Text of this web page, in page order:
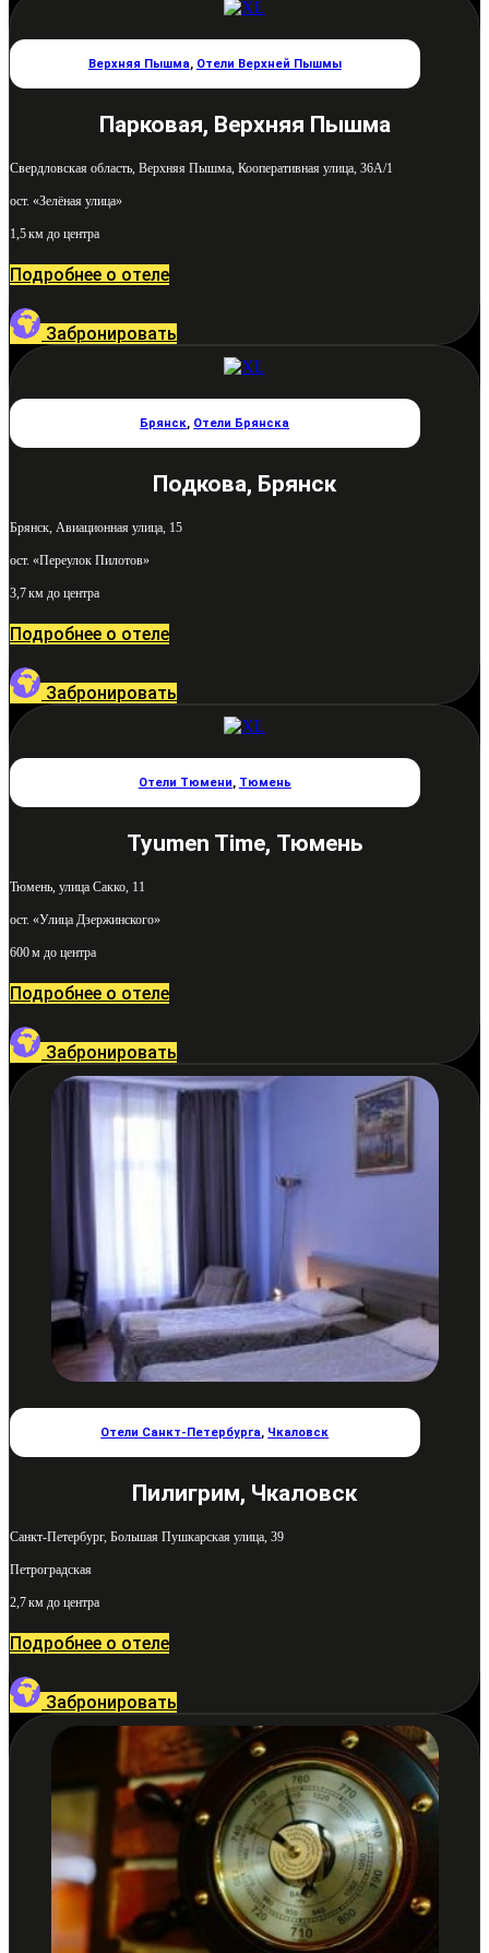
Верхняя Пышма, Отели Верхней Пышмы
Парковая, Верхняя Пышма
Свердловская область, Верхняя Пышма, Кооперативная улица, 36А/1
ост. «Зелёная улица»
1,5 км до центра
Подробнее о отеле
Забронировать
Брянск, Отели Брянска
Подкова, Брянск
Брянск, Авиационная улица, 15
ост. «Переулок Пилотов»
3,7 км до центра
Подробнее о отеле
Забронировать
Отели Тюмени, Тюмень
Tyumen Time, Тюмень
Тюмень, улица Сакко, 11
ост. «Улица Дзержинского»
600 м до центра
Подробнее о отеле
Забронировать
Отели Санкт-Петербурга, Чкаловск
Пилигрим, Чкаловск
Санкт-Петербург, Большая Пушкарская улица, 39
Петроградская
2,7 км до центра
Подробнее о отеле
Забронировать